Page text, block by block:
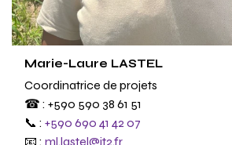
Marie-Laure LASTEL
Coordinatrice de projets
☎ : +590 590 38 61 51
📞 : +590 690 41 42 07
📧 : ml.lastel@it2.fr